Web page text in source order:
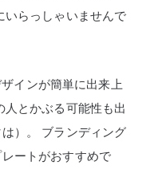
いらっしゃいませんで
インが簡単に出来上
人とかぶる可能性も出
）。
ブランディング
ートがおすすめで